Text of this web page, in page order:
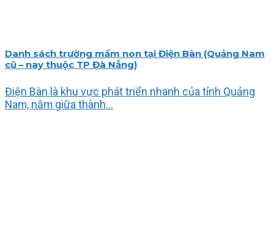
Danh sách trường mầm non tại Điện Bàn (Quảng Nam
cũ – nay thuộc TP Đà Nẵng)
Điện Bàn là khu vực phát triển nhanh của tỉnh Quảng
Nam, nằm giữa thành...